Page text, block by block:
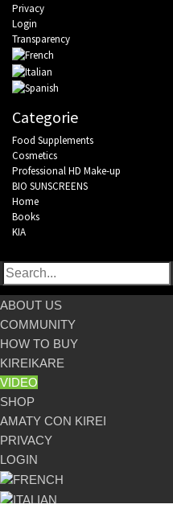
Privacy
Login
Transparency
Categorie
Food Supplements
Cosmetics
Professional HD Make-up
BIO SUNSCREENS
Home
Books
KIA
ABOUT US
COMMUNITY
HOW TO BUY
KIREIKARE
VIDEO
SHOP
AMATY CON KIREI
PRIVACY
LOGIN